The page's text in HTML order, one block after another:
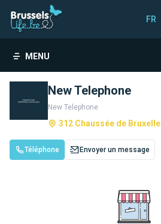
FR
MENU
New Telephone
New Telephone
312 Chaussée de
Téléphone Envoyer un message